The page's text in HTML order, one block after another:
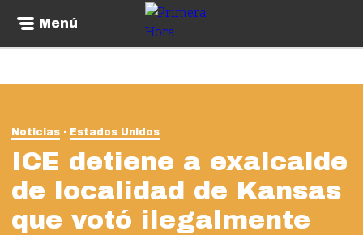
Menú
Noticias Estados Unidos
ICE detiene a exalcalde
de localidad de Kansas
que votó ilegalmente